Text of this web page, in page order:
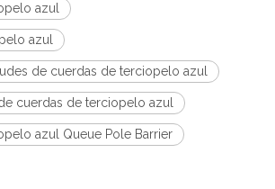
azul
azul
de cuerdas de terciopelo azul
cuerdas de terciopelo azul
azul Queue Pole Barrier